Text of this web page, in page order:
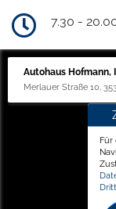
7.30 -
Autohaus Hofmann,
Merlauer Straße 10,
Für